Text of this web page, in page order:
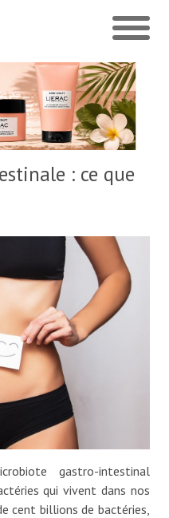
: ce que
gastro-intestinal
qui vivent dans nos
cent billions de bactéries,